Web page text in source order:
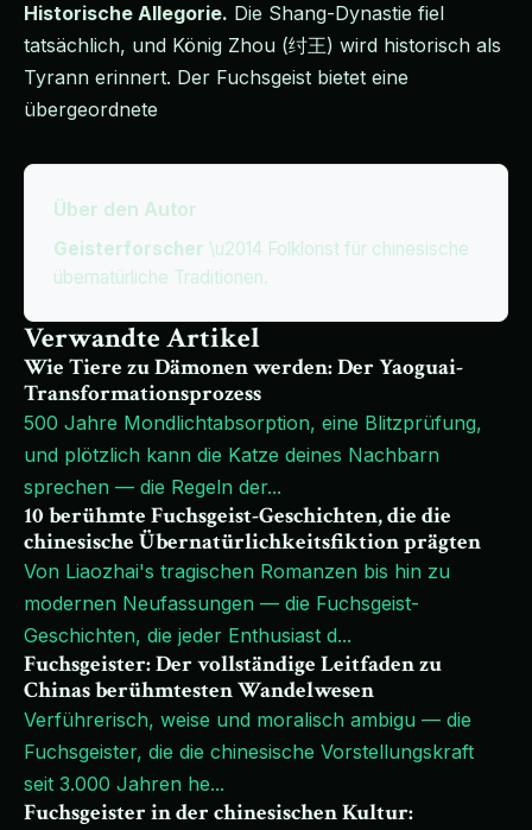
Historische Allegorie. Die Shang-Dynastie fiel
tatsächlich, und König Zhou (纣王) wird historisch als
Tyrann erinnert. Der Fuchsgeist bietet eine
übergeordnete
Über den Autor
Geisterforscher \u2014 Folklorist für chinesische
übernatürliche Traditionen.
Verwandte Artikel
Wie Tiere zu Dämonen werden: Der Yaoguai-
Transformationsprozess
500 Jahre Mondlichtabsorption, eine Blitzprüfung,
und plötzlich kann die Katze deines Nachbarn
sprechen — die Regeln der...
10 berühmte Fuchsgeist-Geschichten, die die
chinesische Übernatürlichkeitsfiktion prägten
Von Liaozhai's tragischen Romanzen bis hin zu
modernen Neufassungen — die Fuchsgeist-
Geschichten, die jeder Enthusiast d...
Fuchsgeister: Der vollständige Leitfaden zu
Chinas berühmtesten Wandelwesen
Verführerisch, weise und moralisch ambigu — die
Fuchsgeister, die die chinesische Vorstellungskraft
seit 3.000 Jahren he...
Fuchsgeister in der chinesischen Kultur: